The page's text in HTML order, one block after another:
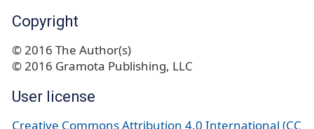
Copyright
© 2016 The Author(s)
© 2016 Gramota Publishing, LLC
User license
Creative Commons Attribution 4.0 International (CC